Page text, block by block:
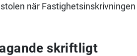
när
skriftligt